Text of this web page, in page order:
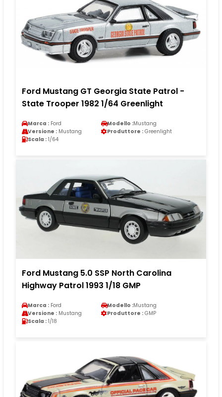
Ford Mustang GT Georgia State Patrol -
State Trooper 1982 1/64 Greenlight
Marca : Ford Modello :Mustang
Versione : Mustang Produttore : Greenlight
Scala : 1/64
Ford Mustang 5.0 SSP North Carolina
Highway Patrol 1993 1/18 GMP
Marca : Ford Modello :Mustang
Versione : Mustang Produttore : GMP
Scala : 1/18